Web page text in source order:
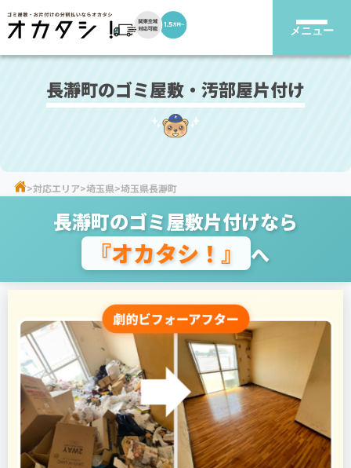
メニュー
長瀞町のゴミ屋敷・汚部屋片付け
対応エリア 埼玉県 埼玉県長瀞町
長瀞町のゴミ屋敷片付けなら
『オカタシ！』 へ